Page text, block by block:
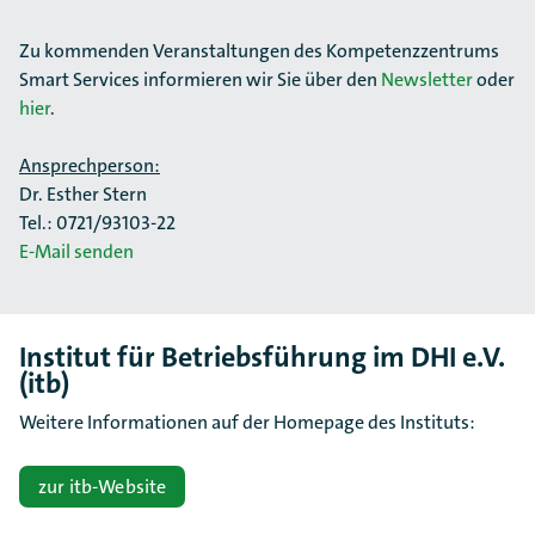
Zu kommenden Veranstaltungen des Kompetenzzentrums
Smart Services informieren wir Sie über den Newsletteroder
hier.
Ansprechperson:
Dr. Esther Stern
Tel.: 0721/93103-22
E-Mail senden
Institut für Betriebsführung im DHI e.V.
(itb)
Weitere Informationen auf der Homepage des Instituts:
zur itb-Website